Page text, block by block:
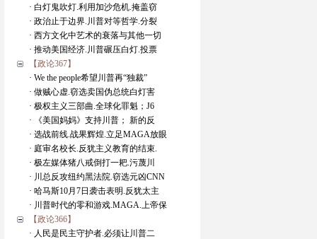
· 白灯鬼吹灯.利用加沙危机.掩盖窃
· 政治止于边界.川普对等哲学.分裂
· 西方文化中艺术的衰落与其他一切
· 推动美国经济.川普碾压白灯.投票
【政论367】
· We the people希望川普再“独裁”
· 做贼心虚.窃选卖国伪总统白灯害
· 极权主义三部曲.全球化罪魁；J6
· 《美国妈妈》支持川普； 新的反
· 选战前线.战果辉煌.立足MAGA放眼
· 庭审名校长.反犹主义教育的结束.
· 极左媒体猪八戒倒打一耙.污蔑川
· 川总反攻纽约黑法院.窃选元凶CNN
· 哈马斯10月7日袭击表明.反犹太主
· 川普时代的零和游戏.MAGA.上帝保
【政论366】
· 人民是民主守护者.必须让川普二